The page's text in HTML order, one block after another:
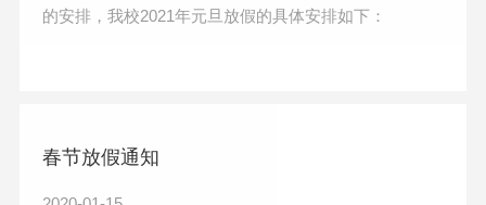
的安排，我校2021年元旦放假的具体安排如下：
春节放假通知